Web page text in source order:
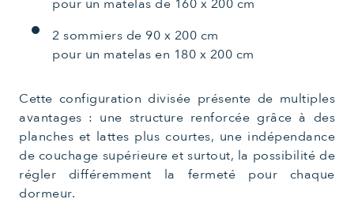
pour un matelas de 160 x 200 cm
2 sommiers de 90 x 200 cm
pour un matelas en 180 x 200 cm
Cette configuration divisée présente de multiples
avantages : une structure renforcée grâce à des
planches et lattes plus courtes, une indépendance
de couchage supérieure et surtout, la possibilité de
régler différemment la fermeté pour chaque
dormeur.